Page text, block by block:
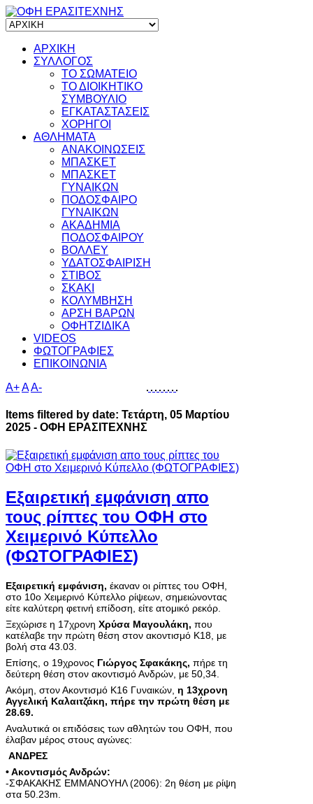
ΑΡΧΙΚΗ
ΣΥΛΛΟΓΟΣ
ΤΟ ΣΩΜΑΤΕΙΟ
ΤΟ ΔΙΟΙΚΗΤΙΚΟ
ΣΥΜΒΟΥΛΙΟ
ΕΓΚΑΤΑΣΤΑΣΕΙΣ
ΧΟΡΗΓΟΙ
ΑΘΛΗΜΑΤΑ
ΑΝΑΚΟΙΝΩΣΕΙΣ
ΜΠΑΣΚΕΤ
ΜΠΑΣΚΕΤ
ΓΥΝΑΙΚΩΝ
ΠΟΔΟΣΦΑΙΡΟ
ΓΥΝΑΙΚΩΝ
ΑΚΑΔΗΜΙΑ
ΠΟΔΟΣΦΑΙΡΟΥ
ΒΟΛΛΕΥ
ΥΔΑΤΟΣΦΑΙΡΙΣΗ
ΣΤΙΒΟΣ
ΣΚΑΚΙ
ΚΟΛΥΜΒΗΣΗ
ΑΡΣΗ ΒΑΡΩΝ
ΟΦΗΤΖΙΔΙΚΑ
VIDEOS
ΦΩΤΟΓΡΑΦΙΕΣ
ΕΠΙΚΟΙΝΩΝΙΑ
A+AA-
Items filtered by date: Τετάρτη, 05 Μαρτίου
2025 - ΟΦΗ ΕΡΑΣΙΤΕΧΝΗΣ
Εξαιρετική εμφάνιση απο
τους ρίπτες του ΟΦΗ στο
Χειμερινό Κύπελλο
(ΦΩΤΟΓΡΑΦΙΕΣ)
Εξαιρετική εμφάνιση, έκαναν οι ρίπτες του ΟΦΗ,
στο 10ο Χειμερινό Κύπελλο ρίψεων, σημειώνοντας
είτε καλύτερη φετινή επίδοση, είτε ατομικό ρεκόρ.
Ξεχώρισε η 17χρονη Χρύσα Μαγουλάκη, που
κατέλαβε την πρώτη θέση στον ακοντισμό Κ18, με
βολή στα 43.03.
Επίσης, ο 19χρονος Γιώργος Σφακάκης, πήρε τη
δεύτερη θέση στον ακοντισμό Ανδρών, με 50,34.
Ακόμη, στον Ακοντισμό Κ16 Γυναικών, η 13χρονη
Αγγελική Καλαιτζάκη, πήρε την πρώτη θέση με
28.69.
Αναλυτικά οι επιδόσεις των αθλητών του ΟΦΗ, που
έλαβαν μέρος στους αγώνες:
ΑΝΔΡΕΣ
• Ακοντισμός Ανδρών:
-ΣΦΑΚΑΚΗΣ ΕΜΜΑΝΟΥΗΛ (2006): 2η θέση με ρίψη
στα 50.23m.